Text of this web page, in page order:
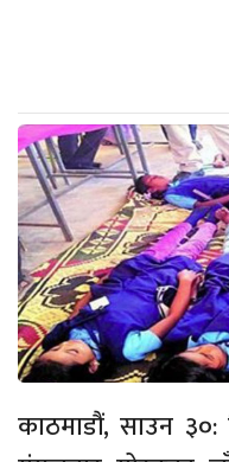
काठमाडौं, साउन ३०: